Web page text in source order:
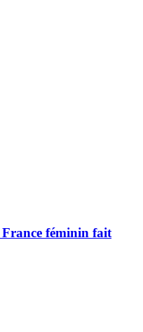
féminin fait